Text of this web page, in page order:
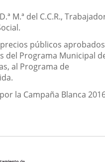
M.ª del C.C.R.,
públicos aprobados
del Programa Municipal
al Programa de
la Campaña Blanca